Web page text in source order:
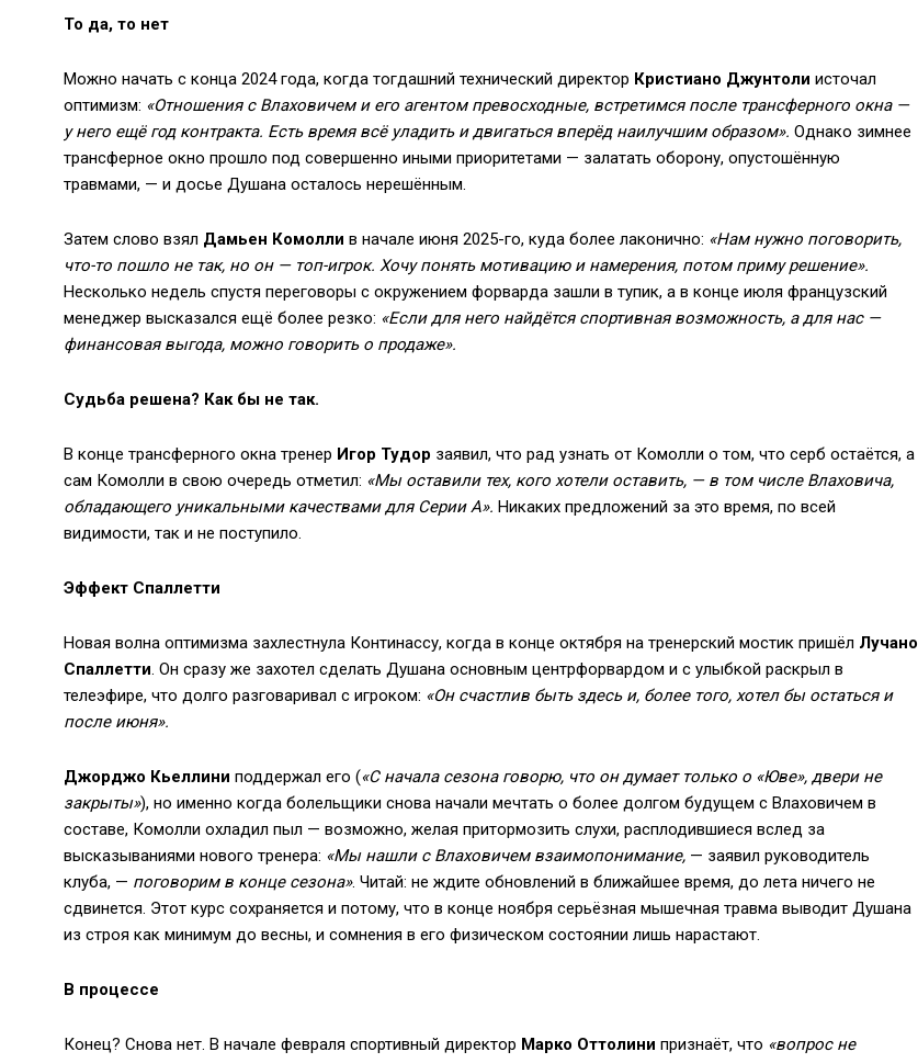
То да, то нет
Можно начать с конца 2024 года, когда тогдашний технический директор Кристиано Джунтоли источал
оптимизм: «Отношения с Влаховичем и его агентом превосходные, встретимся после трансферного окна —
у него ещё год контракта. Есть время всё уладить и двигаться вперёд наилучшим образом». Однако зимнее
трансферное окно прошло под совершенно иными приоритетами — залатать оборону, опустошённую
травмами, — и досье Душана осталось нерешённым.
Затем слово взял Дамьен Комолли в начале июня 2025-го, куда более лаконично: «Нам нужно поговорить,
что-то пошло не так, но он — топ-игрок. Хочу понять мотивацию и намерения, потом приму решение».
Несколько недель спустя переговоры с окружением форварда зашли в тупик, а в конце июля французский
менеджер высказался ещё более резко: «Если для него найдётся спортивная возможность, а для нас —
финансовая выгода, можно говорить о продаже».
Судьба решена? Как бы не так.
В конце трансферного окна тренер Игор Тудор заявил, что рад узнать от Комолли о том, что серб остаётся, а
сам Комолли в свою очередь отметил: «Мы оставили тех, кого хотели оставить, — в том числе Влаховича,
обладающего уникальными качествами для Серии А». Никаких предложений за это время, по всей
видимости, так и не поступило.
Эффект Спаллетти
Новая волна оптимизма захлестнула Континассу, когда в конце октября на тренерский мостик пришёл Лучано
Спаллетти. Он сразу же захотел сделать Душана основным центрфорвардом и с улыбкой раскрыл в
телеэфире, что долго разговаривал с игроком: «Он счастлив быть здесь и, более того, хотел бы остаться и
после июня».
Джорджо Кьеллини поддержал его («С начала сезона говорю, что он думает только о «Юве», двери не
закрыты»), но именно когда болельщики снова начали мечтать о более долгом будущем с Влаховичем в
составе, Комолли охладил пыл — возможно, желая притормозить слухи, расплодившиеся вслед за
высказываниями нового тренера: «Мы нашли с Влаховичем взаимопонимание, — заявил руководитель
клуба, — поговорим в конце сезона». Читай: не ждите обновлений в ближайшее время, до лета ничего не
сдвинется. Этот курс сохраняется и потому, что в конце ноября серьёзная мышечная травма выводит Душана
из строя как минимум до весны, и сомнения в его физическом состоянии лишь нарастают.
В процессе
Конец? Снова нет. В начале февраля спортивный директор Марко Оттолини признаёт, что «вопрос не